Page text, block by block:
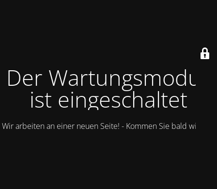
Der Wartungsmodus
ist eingeschaltet
Wir arbeiten an einer neuen Seite! - Kommen Sie bald wieder.